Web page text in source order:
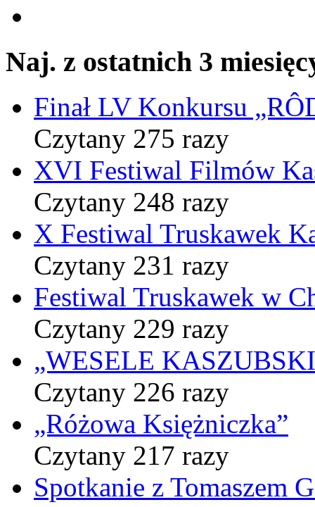
Naj. z ostatnich 3
Finał LV Konkursu
Czytany 275 razy
XVI Festiwal Filmów
Czytany 248 razy
X Festiwal Truskawek
Czytany 231 razy
Festiwal Truskawek w
Czytany 229 razy
„WESELE
Czytany 226 razy
„Różowa Księżniczka”
Czytany 217 razy
Spotkanie z Tomaszem